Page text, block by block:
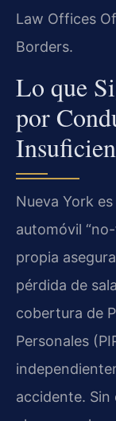
Law Offices
Borders.
Lo que
por
Nueva York
automóvil
propia
pérdida de
cobertura de
Personales
accidente. Sin